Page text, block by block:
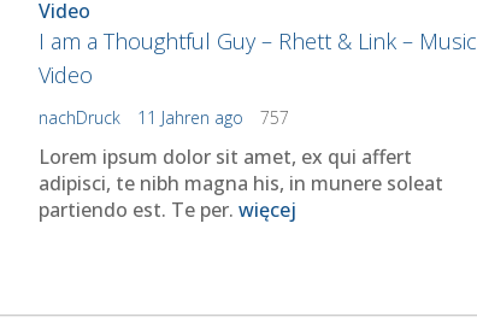
I am a Thoughtful Guy – Rhett & Link – Music
Video
nachDruck 11 Jahren ago 757
Lorem ipsum dolor sit amet, ex qui affert
adipisci, te nibh magna his, in munere soleat
partiendo est. Te per. więcej